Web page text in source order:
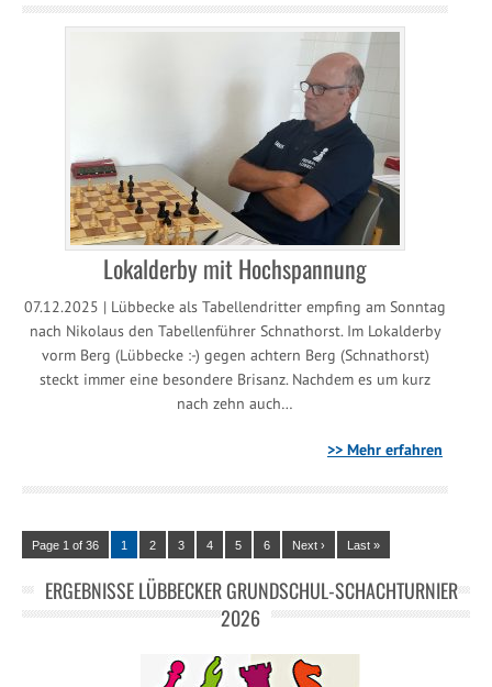
Lokalderby mit Hochspannung
07.12.2025 | Lübbecke als Tabellendritter empfing am Sonntag
nach Nikolaus den Tabellenführer Schnathorst. Im Lokalderby
vorm Berg (Lübbecke :-) gegen achtern Berg (Schnathorst)
steckt immer eine besondere Brisanz. Nachdem es um kurz
nach zehn auch…
>> Mehr erfahren
Page 1 of 36 1 2 3 4 5 6 Next › Last »
ERGEBNISSE LÜBBECKER GRUNDSCHUL-SCHACHTURNIER
2026